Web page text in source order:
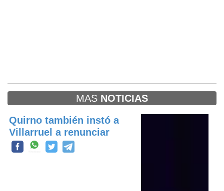
MAS NOTICIAS
Quirno también instó a
Villarruel a renunciar